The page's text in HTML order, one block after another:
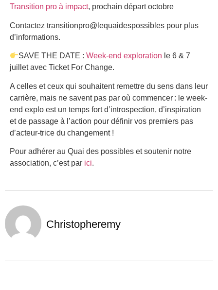
Transition pro à impact, prochain départ octobre
Contactez transitionpro@lequaidespossibles pour plus
d’informations.
SAVE THE DATE :Week-end exploration le 6 & 7
juillet avec Ticket For Change.
A celles et ceux qui souhaitent remettre du sens dans leur
carrière, mais ne savent pas par où commencer : le week-
end explo est un temps fort d’introspection, d’inspiration
et de passage à l’action pour définir vos premiers pas
d’acteur-trice du changement !
Pour adhérer au Quai des possibles et soutenir notre
association, c’est par ici.
Christopheremy